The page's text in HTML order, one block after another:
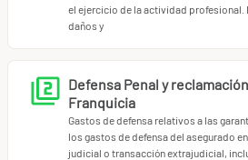
agente comercial ante las
precios atractivos y competitivos que
presupuesto de estos profesionales.
A destacar que un seguro de
ayudar a los agentes comerciales a
profesional más sólida y fiable ante
el ejercicio de la actividad profesional.
daños y
Defensa Penal y
Franquicia
Gastos de defensa relativos a las
los gastos de defensa del asegurado
judicial o transacción extrajudicial,